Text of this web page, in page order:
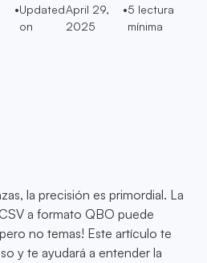
•Updated
on
April 29,
2025
•5 lectura
mínima
la precisión es primordial. La
a formato QBO puede
no temas! Este artículo te
y te ayudará a entender la